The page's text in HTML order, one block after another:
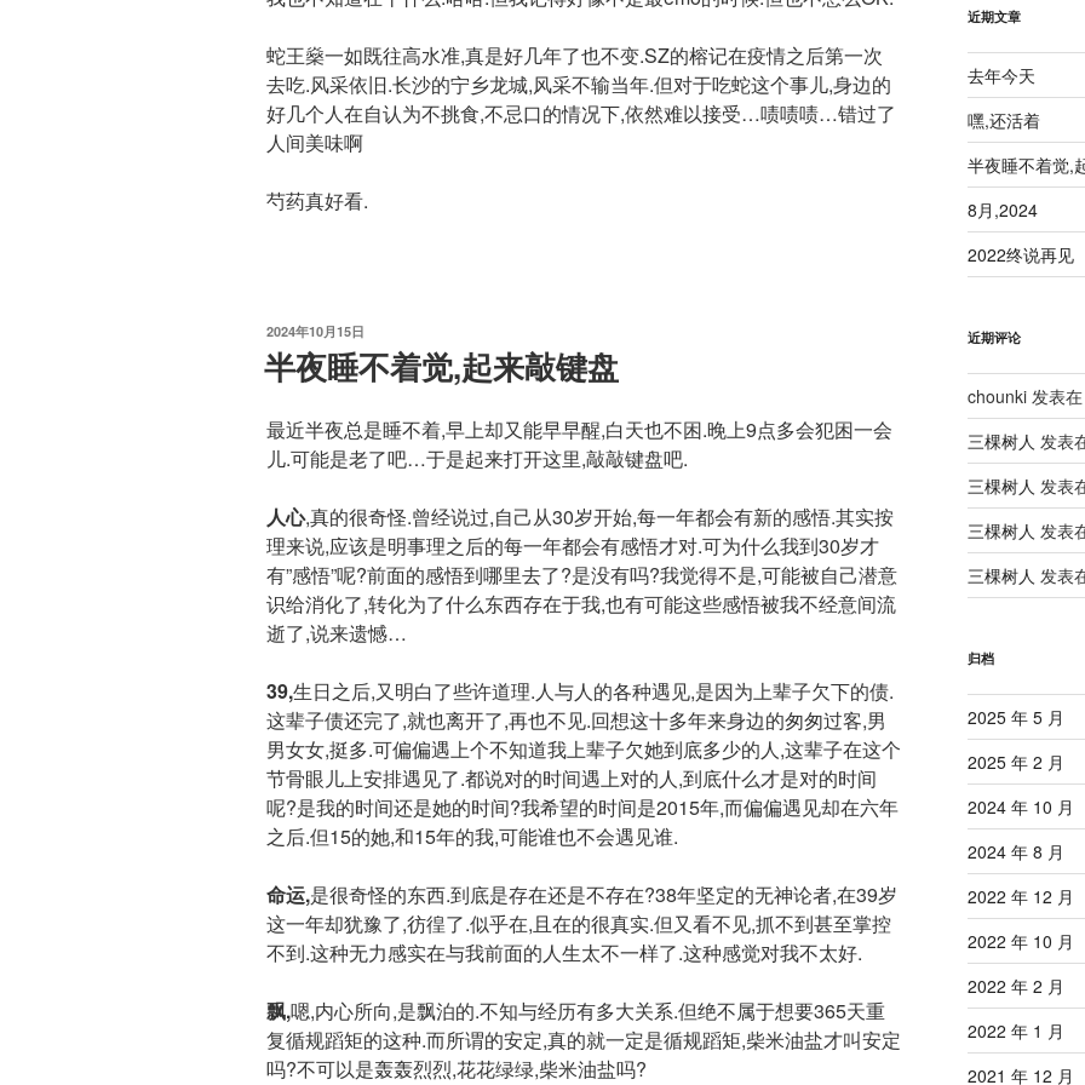
蛇王燊一如既往高水准,真是好几年了也不变.SZ的榕记在疫情之后第一次
去吃.风采依旧.长沙的宁乡龙城,风采不输当年.但对于吃蛇这个事儿,身边的
好几个人在自认为不挑食,不忌口的情况下,依然难以接受…啧啧啧…错过了
人间美味啊
芍药真好看.
发
布
于
2024年10月15日
半夜睡不着觉,起来敲键盘
最近半夜总是睡不着,早上却又能早早醒,白天也不困.晚上9点多会犯困一会
儿.可能是老了吧…于是起来打开这里,敲敲键盘吧.
人心,真的很奇怪.曾经说过,自己从30岁开始,每一年都会有新的感悟.其实按
理来说,应该是明事理之后的每一年都会有感悟才对.可为什么我到30岁才
有”感悟”呢?前面的感悟到哪里去了?是没有吗?我觉得不是,可能被自己潜意
识给消化了,转化为了什么东西存在于我,也有可能这些感悟被我不经意间流
逝了,说来遗憾…
39,生日之后,又明白了些许道理.人与人的各种遇见,是因为上辈子欠下的债.
这辈子债还完了,就也离开了,再也不见.回想这十多年来身边的匆匆过客,男
男女女,挺多.可偏偏遇上个不知道我上辈子欠她到底多少的人,这辈子在这个
节骨眼儿上安排遇见了.都说对的时间遇上对的人,到底什么才是对的时间
呢?是我的时间还是她的时间?我希望的时间是2015年,而偏偏遇见却在六年
之后.但15的她,和15年的我,可能谁也不会遇见谁.
命运,是很奇怪的东西.到底是存在还是不存在?38年坚定的无神论者,在39岁
这一年却犹豫了,彷徨了.似乎在,且在的很真实.但又看不见,抓不到甚至掌控
不到.这种无力感实在与我前面的人生太不一样了.这种感觉对我不太好.
飘,嗯,内心所向,是飘泊的.不知与经历有多大关系.但绝不属于想要365天重
复循规蹈矩的这种.而所谓的安定,真的就一定是循规蹈矩,柴米油盐才叫安定
吗?不可以是轰轰烈烈,花花绿绿,柴米油盐吗?
近期文章
去年今天
嘿,还活着
半夜睡不着觉,
8月,2024
2022终说再见
近期评论
chounki发表在
三棵树人 发表
三棵树人 发表
三棵树人 发表
三棵树人 发表
归档
2025 年 5 月
2025 年 2 月
2024 年 10 月
2024 年 8 月
2022 年 12 月
2022 年 10 月
2022 年 2 月
2022 年 1 月
2021 年 12 月